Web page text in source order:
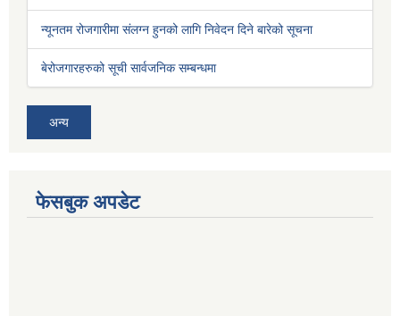
न्यूनतम रोजगारीमा संलग्न हुनको लागि निवेदन दिने बारेको सूचना
बेरोजगारहरुको सूची सार्वजनिक सम्बन्धमा
अन्य
फेसबुक अपडेट